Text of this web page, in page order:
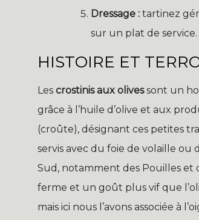
Dressage : tartinez
sur un plat de
HISTOIRE ET
Les crostinis aux olivessont un
grâce à l’huile d’olive et aux
(croûte), désignant ces petites
servis avec du foie de volaille ou
Sud, notamment des Pouilles et
ferme et un goût plus vif que
mais ici nous l’avons associée à